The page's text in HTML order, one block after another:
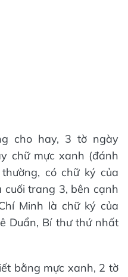
cho hay, 3 tờ ngày
chữ mực xanh (đánh
có chữ ký của
cuối trang 3, bên cạnh
Minh là chữ ký của
Duẩn, Bí thư thứ nhất
bằng mực xanh, 2 tờ